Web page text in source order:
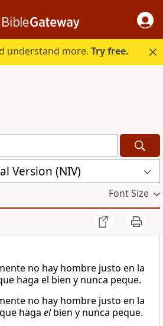
understand more.Try free.
Version (NIV)
Font Size
no hay hombre justo en la
haga el bien y nunca peque.
no hay hombre justo en la
haga elbien y nunca peque.